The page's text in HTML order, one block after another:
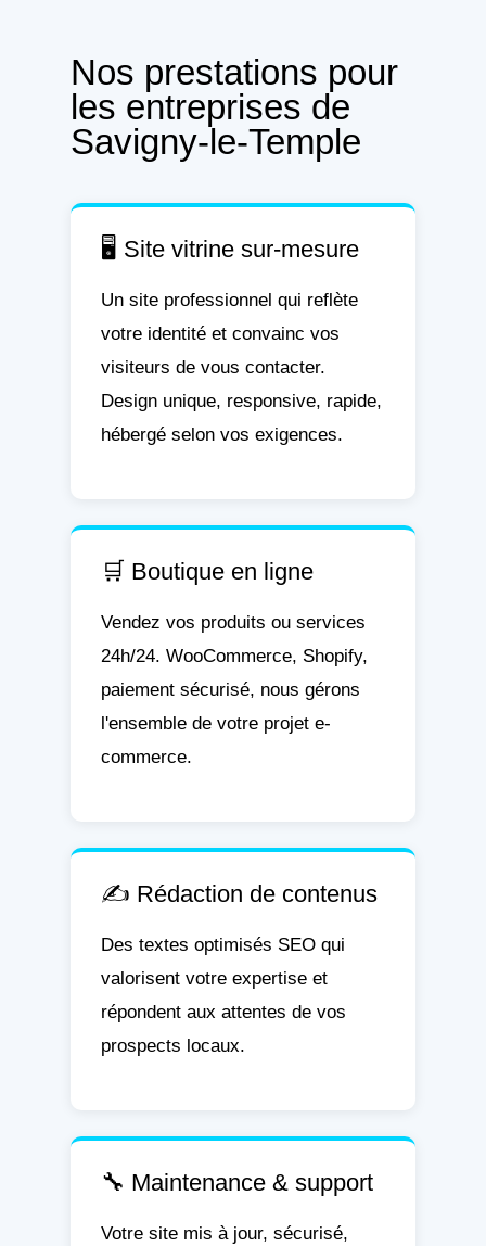
Nos prestations pour
les entreprises de
Savigny-le-Temple
🖥️ Site vitrine sur-mesure
Un site professionnel qui reflète
votre identité et convainc vos
visiteurs de vous contacter.
Design unique, responsive, rapide,
hébergé selon vos exigences.
🛒 Boutique en ligne
Vendez vos produits ou services
24h/24. WooCommerce, Shopify,
paiement sécurisé, nous gérons
l'ensemble de votre projet e-
commerce.
✍️ Rédaction de contenus
Des textes optimisés SEO qui
valorisent votre expertise et
répondent aux attentes de vos
prospects locaux.
🔧 Maintenance & support
Votre site mis à jour, sécurisé,